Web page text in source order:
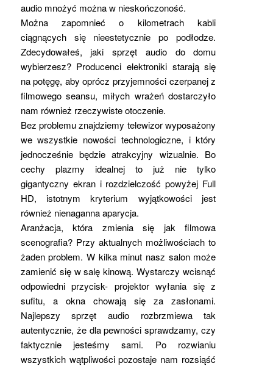
audio mnożyć można w nieskończoność.
Można zapomnieć o kilometrach kabli
ciągnących się nieestetycznie po podłodze.
Zdecydowałeś, jaki sprzęt audio do domu
wybierzesz? Producenci elektroniki starają się
na potęgę, aby oprócz przyjemności czerpanej z
filmowego seansu, miłych wrażeń dostarczyło
nam również rzeczywiste otoczenie.
Bez problemu znajdziemy telewizor wyposażony
we wszystkie nowości technologiczne, i który
jednocześnie będzie atrakcyjny wizualnie. Bo
cechy plazmy idealnej to już nie tylko
gigantyczny ekran i rozdzielczość powyżej Full
HD, istotnym kryterium wyjątkowości jest
również nienaganna aparycja.
Aranżacja, która zmienia się jak filmowa
scenografia? Przy aktualnych możliwościach to
żaden problem. W kilka minut nasz salon może
zamienić się w salę kinową. Wystarczy wcisnąć
odpowiedni przycisk- projektor wyłania się z
sufitu, a okna chowają się za zasłonami.
Najlepszy sprzęt audio rozbrzmiewa tak
autentycznie, że dla pewności sprawdzamy, czy
faktycznie jesteśmy sami. Po rozwianiu
wszystkich wątpliwości pozostaje nam rozsiąść